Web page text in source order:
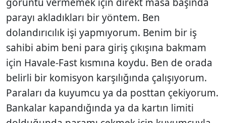
parayı akladıkları bir yöntem. Ben
dolandırıcılık işi yapmıyorum. Benim bir iş
sahibi abim beni para giriş çıkışına bakmam
için Havale-Fast kısmına koydu. Ben de orada
belirli bir komisyon karşılığında çalışıyorum.
Paraları da kuyumcu ya da posttan çekiyorum.
Bankalar kapandığında ya da kartın limiti